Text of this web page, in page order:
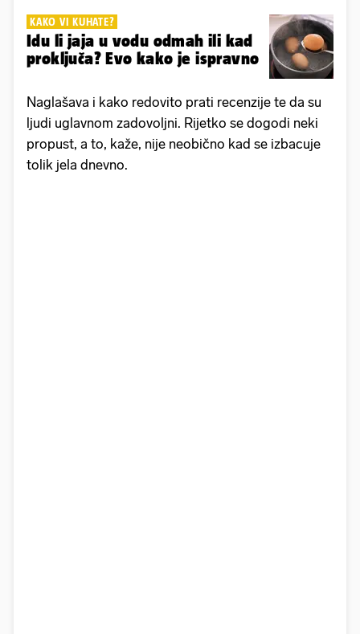
KAKO VI KUHATE?
Idu li jaja u vodu odmah ili kad
proključa? Evo kako je ispravno
Naglašava i kako redovito prati recenzije te da su
ljudi uglavnom zadovoljni. Rijetko se dogodi neki
propust, a to, kaže, nije neobično kad se izbacuje
tolik jela dnevno.